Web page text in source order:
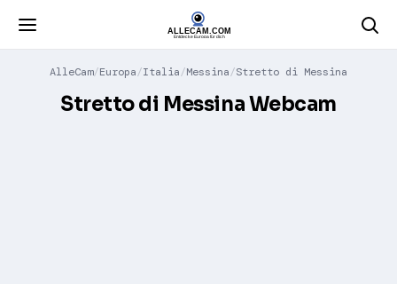
AlleCam Europa Italia Messina Stretto di Messina
Stretto di Messina Webcam